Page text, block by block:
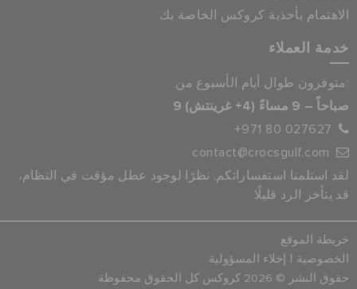
الاهتمام بأحذية كروكس الخاصة بك
خدمة العملاء
متوفرون طوال أيام الأسبوع من:
9 صباحاً – 9 مساءً (4+ غرينتش)
+971 80 027627
contact@crocsgulf.com
لقد استلمنا استفساراتكم. نظرًا لوجود عطل مؤقت في النظام،
قد يتأخر الرد قليلًا
خريطة الموقع
الخصوصية
إخلاء المسؤولية
حقوق النشر © 2026 كروكس كل الحقوق محفوظة